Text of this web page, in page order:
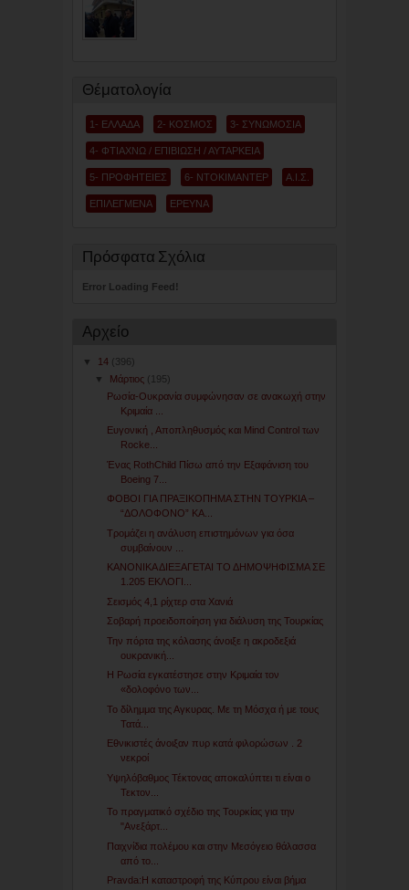
Θέματολογία
1- ΕΛΛΑΔΑ 2- ΚΟΣΜΟΣ 3- ΣΥΝΩΜΟΣΙΑ
4- ΦΤΙΑΧΝΩ / ΕΠΙΒΙΩΣΗ / ΑΥΤΑΡΚΕΙΑ
5- ΠΡΟΦΗΤΕΙΕΣ 6- ΝΤΟΚΙΜΑΝΤΕΡ Α.Ι.Σ.
ΕΠΙΛΕΓΜΕΝΑ ΕΡΕΥΝΑ
Πρόσφατα Σχόλια
Error Loading Feed!
Αρχείο
▼ 14 (396)
▼
Μάρτιος (195)
Ρωσία-Ουκρανία συμφώνησαν σε ανακωχή στην
Κριμαία ...
Ευγονική , Αποπληθυσμός και Mind Control των
Rocke...
Ένας RothChild Πίσω από την Εξαφάνιση του
Boeing 7...
ΦΟΒΟΙ ΓΙΑ ΠΡΑΞΙΚΟΠΗΜΑ ΣΤΗΝ ΤΟΥΡΚΙΑ –
“ΔΟΛΟΦΟΝΟ” ΚΑ...
Τρομάζει η ανάλυση επιστημόνων για όσα
συμβαίνουν ...
ΚΑΝΟΝΙΚΑ ΔΙΕΞΑΓΕΤΑΙ ΤΟ ΔΗΜΟΨΗΦΙΣΜΑ ΣΕ
1.205 ΕΚΛΟΓΙ...
Σεισμός 4,1 ρίχτερ στα Χανιά
Σοβαρή προειδοποίηση για διάλυση της Τουρκίας
Την πόρτα της κόλασης άνοιξε η ακροδεξιά
ουκρανική...
Η Ρωσία εγκατέστησε στην Κριμαία τον
«δολοφόνο των...
Το δίλημμα της Αγκυρας. Με τη Μόσχα ή με τους
Τατά...
Εθνικιστές άνοιξαν πυρ κατά φιλορώσων . 2
νεκροί
Υψηλόβαθμος Τέκτονας αποκαλύπτει τι είναι ο
Τεκτον...
Το πραγματικό σχέδιο της Τουρκίας για την
"Ανεξάρτ...
Παιχνίδια πολέμου και στην Μεσόγειο θάλασσα
από το...
Pravda:Η καταστροφή της Κύπρου είναι βήμα